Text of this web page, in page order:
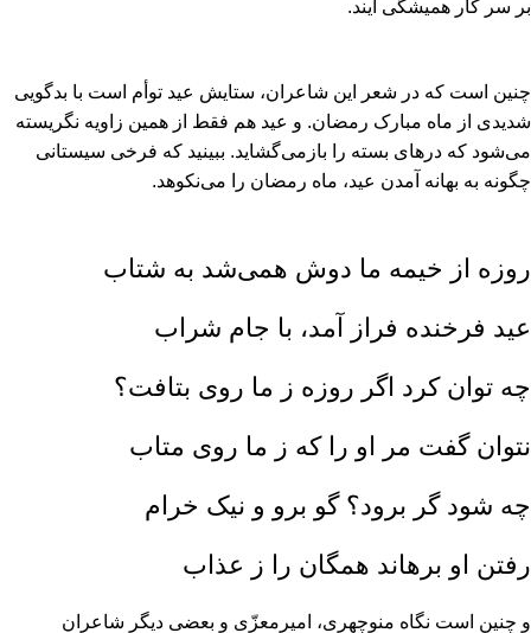
بر سر کار همیشگى آیند.
چنین است که در شعر این شاعران، ستایش عید توأم است با بدگویى
شدیدى از ماه مبارک رمضان. و عید هم فقط از همین زاویه نگریسته
مى‏‌شود که درهاى بسته را بازمى‏‌گشاید. ببینید که فرخى سیستانى
چگونه به بهانه آمدن عید، ماه رمضان را مى‏‌نکوهد.
روزه از خیمه ما دوش همى‏‌شد به شتاب
عید فرخنده فراز آمد، با جام شراب
چه توان کرد اگر روزه ز ما روى بتافت؟
نتوان گفت مر او را که ز ما روى متاب
چه شود گر برود؟ گو برو و نیک خرام
رفتن او برهاند همگان را ز عذاب
و چنین است نگاه منوچهرى، امیرمعزّى و بعضى دیگر شاعران